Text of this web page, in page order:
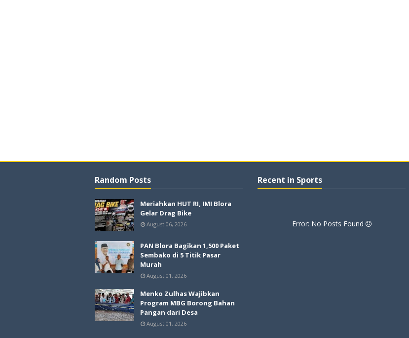
Random Posts
Meriahkan HUT RI, IMI Blora
Gelar Drag Bike
August 06, 2026
PAN Blora Bagikan 1,500 Paket
Sembako di 5 Titik Pasar
Murah
August 01, 2026
Menko Zulhas Wajibkan
Program MBG Borong Bahan
Pangan dari Desa
August 01, 2026
Recent in Sports
Error: No Posts Found